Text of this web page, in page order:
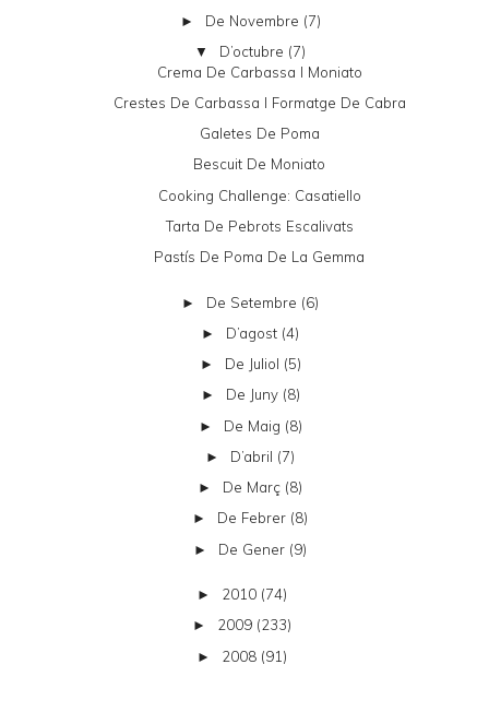
► De Novembre (7)
▼ D’octubre (7)
Crema De Carbassa I Moniato
Crestes De Carbassa I Formatge De Cabra
Galetes De Poma
Bescuit De Moniato
Cooking Challenge: Casatiello
Tarta De Pebrots Escalivats
Pastís De Poma De La Gemma
► De Setembre (6)
► D’agost (4)
► De Juliol (5)
► De Juny (8)
► De Maig (8)
► D’abril (7)
► De Març (8)
► De Febrer (8)
► De Gener (9)
► 2010 (74)
► 2009 (233)
► 2008 (91)